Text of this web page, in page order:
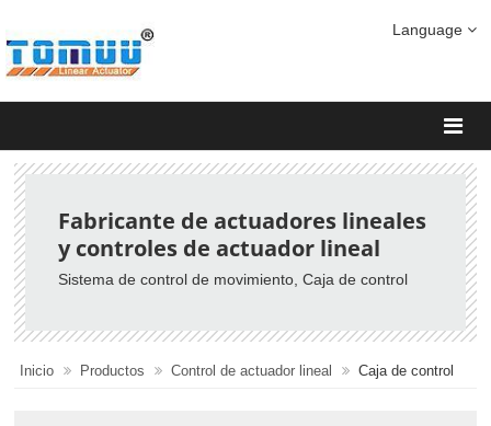
Language
Fabricante de actuadores lineales
y controles de actuador lineal
Sistema de control de movimiento , Caja de control
Inicio Productos Control de actuador lineal Caja de control